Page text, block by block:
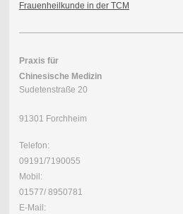
Frauenheilkunde in der TCM
Praxis für
Chinesische Medizin
Sudetenstraße 20
91301 Forchheim
Telefon:
09191/7190055
Mobil:
01577/ 8950781
E-Mail: